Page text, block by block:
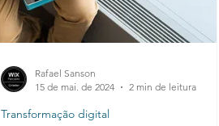
Rafael Sanson
15 de mai. de 2024
2 min de leitura
Transformação digital